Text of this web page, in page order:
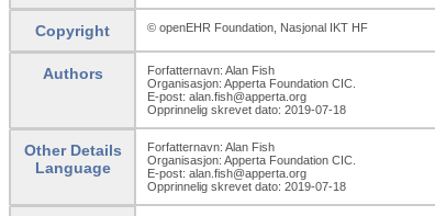
Copyright © openEHR Foundation, Nasjonal IKT HF
Authors
Forfatternavn: Alan Fish
Organisasjon: Apperta Foundation CIC.
E-post: alan.fish@apperta.org
Opprinnelig skrevet dato: 2019-07-18
Other Details
Language
Forfatternavn: Alan Fish
Organisasjon: Apperta Foundation CIC.
E-post: alan.fish@apperta.org
Opprinnelig skrevet dato: 2019-07-18